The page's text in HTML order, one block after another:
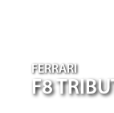
FERRARI
F8